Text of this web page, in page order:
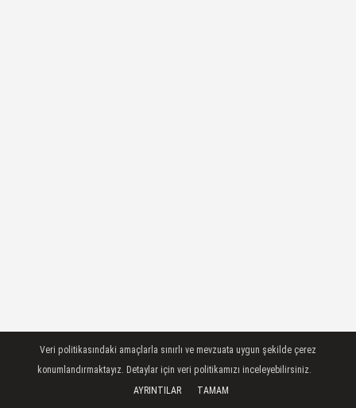
Veri politikasındaki amaçlarla sınırlı ve mevzuata uygun şekilde çerez
konumlandırmaktayız. Detaylar için veri politikamızı inceleyebilirsiniz.
AYRINTILAR
TAMAM